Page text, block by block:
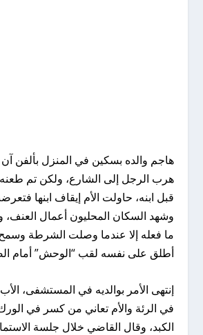
هاجم والده بسكين في المنزل بألفن
هرب الرجل إلى الشارع، ولكن تم
قبل ابنه، حاولت الأم إيقاف ابنها
وشهد السكان المحليون أعمال العنف،
ما فعله إلا عندما وصلت الشرطة وسمح
أطلق على نفسه لقب “الوحش” أمام
إنتهى الأمر بوالديه في المستشفى، الأب
في الرئة والأم تعاني من كسر في
الكبد، وقال القاضي خلال جلسة